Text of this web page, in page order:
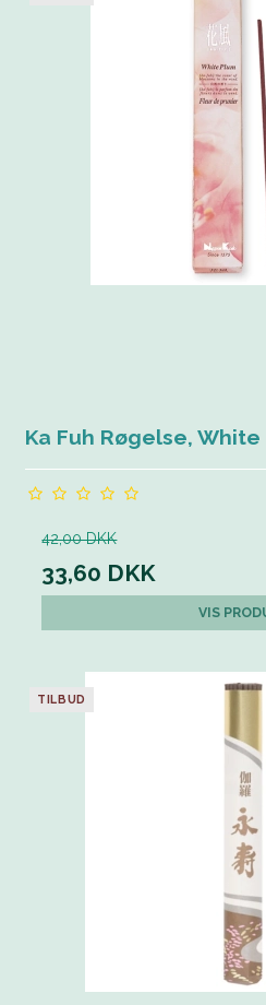
Ka Fuh Røgelse, White
42,00 DKK
33,60 DKK
VIS
TILBUD